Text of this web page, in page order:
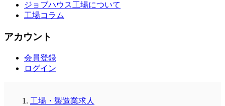
ジョブハウス工場について
工場コラム
アカウント
会員登録
ログイン
工場・製造業求人